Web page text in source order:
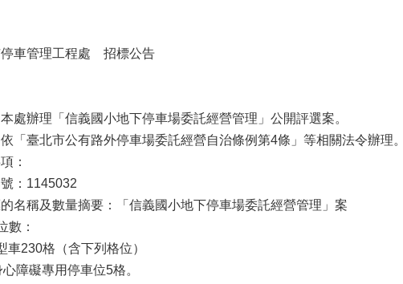
車管理工程處 招標公告
處辦理「信義國小地下停車場委託經營管理」公開評選案。
「臺北市公有路外停車場委託經營自治條例第4條」等相關法令辦理
：
：1145032
名稱及數量摘要：「信義國小地下停車場委託經營管理」案
數：
車230格（含下列格位）
心障礙專用停車位5格。